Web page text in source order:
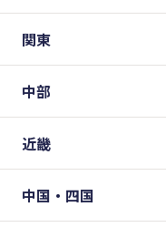
関東
中部
近畿
中国・四国